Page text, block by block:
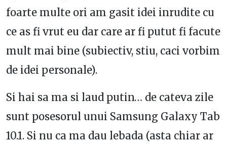
foarte multe ori am gasit idei inrudite cu
ce as fi vrut eu dar care ar fi putut fi facute
mult mai bine (subiectiv, stiu, caci vorbim
de idei personale).
Si hai sa ma si laud putin… de cateva zile
sunt posesorul unui Samsung Galaxy Tab
10.1. Si nu ca ma dau lebada (asta chiar ar